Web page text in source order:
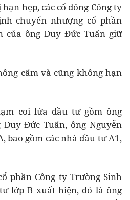
hẹp, các cổ đông Công ty
chuyển nhượng cổ phần
của ông Duy Đức Tuấn giữ
cấm và cũng không hạn
coi lứa đầu tư gồm ông
Đức Tuấn, ông Nguyễn
bao gồm các nhà đầu tư A1,
phần Công ty Trường Sinh
lớp B xuất hiện, đó là ông